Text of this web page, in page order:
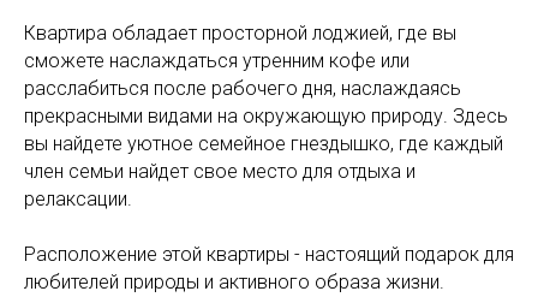
Квартира обладает просторной лоджией, где вы
сможете наслаждаться утренним кофе или
расслабиться после рабочего дня, наслаждаясь
прекрасными видами на окружающую природу. Здесь
вы найдете уютное семейное гнездышко, где каждый
член семьи найдет свое место для отдыха и
релаксации.
Расположение этой квартиры - настоящий подарок для
любителей природы и активного образа жизни.